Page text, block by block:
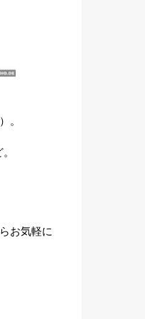
。
お気軽に